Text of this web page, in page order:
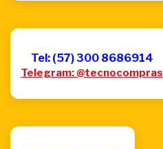
Tel: (57) 300 8686914
Telegram: @tecnocompras